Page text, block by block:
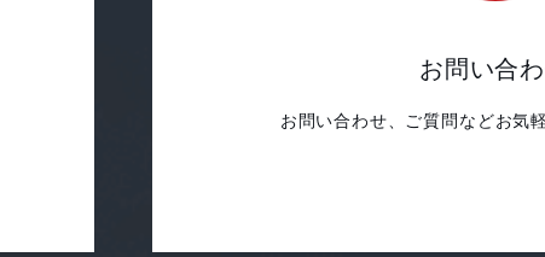
お問い合
お問い合わせ、ご質問などお気